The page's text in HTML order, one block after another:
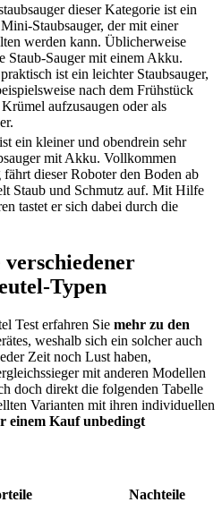
dieser Kategorie ist ein
Staubsauger, der mit einer
werden kann. Üblicherweise
Staub-Sauger mit einem Akku.
ist ein leichter Staubsauger,
nach dem Frühstück
aufzusaugen oder als
ein kleiner und obendrein sehr
mit Akku. Vollkommen
fährt dieser Roboter den Boden ab
Staub und Schmutz auf. Mit Hilfe
tastet er sich dabei durch die
Typen
Test erfahren Sie mehr zu den
weshalb sich ein solcher auch
Zeit noch Lust haben,
mit anderen Modellen
doch direkt die folgenden Tabelle
Varianten mit ihren individuellen
einem Kauf unbedingt
Nachteile